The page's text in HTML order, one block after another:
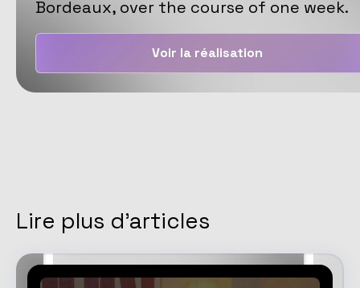
Bordeaux, over the course of one week.
Voir la réalisation
Lire plus d'articles